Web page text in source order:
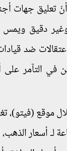
تعليق جهات
دقيق ويمس
ضد
في التآمر على
موقع (فيتو)،
الـ 24 ساعة لـ